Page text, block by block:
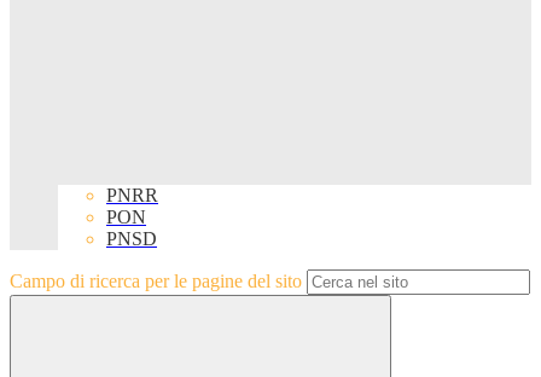
PNRR
PON
PNSD
Campo di ricerca per le pagine del sito